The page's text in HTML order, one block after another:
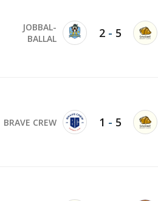
JOBBAL-
BALLAL
2- 5
BRAVE CREW 1 - 5